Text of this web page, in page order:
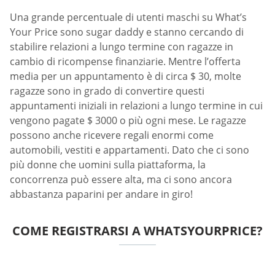
Una grande percentuale di utenti maschi su What’s
Your Price sono sugar daddy e stanno cercando di
stabilire relazioni a lungo termine con ragazze in
cambio di ricompense finanziarie. Mentre l’offerta
media per un appuntamento è di circa $ 30, molte
ragazze sono in grado di convertire questi
appuntamenti iniziali in relazioni a lungo termine in cui
vengono pagate $ 3000 o più ogni mese. Le ragazze
possono anche ricevere regali enormi come
automobili, vestiti e appartamenti. Dato che ci sono
più donne che uomini sulla piattaforma, la
concorrenza può essere alta, ma ci sono ancora
abbastanza paparini per andare in giro!
COME REGISTRARSI A WHATSYOURPRICE?